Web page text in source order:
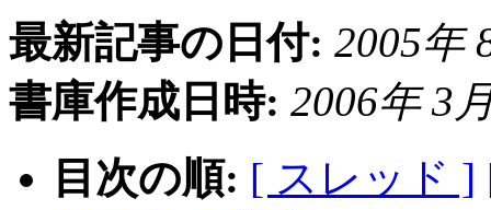
最新記事の日付: 2005年
書庫作成日時: 2006年 3
目次の順: [ スレッド ]